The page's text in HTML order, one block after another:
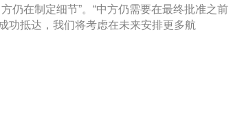
仍在制定细节”。“中方仍需要在最终批准之前
功抵达，我们将考虑在未来安排更多航